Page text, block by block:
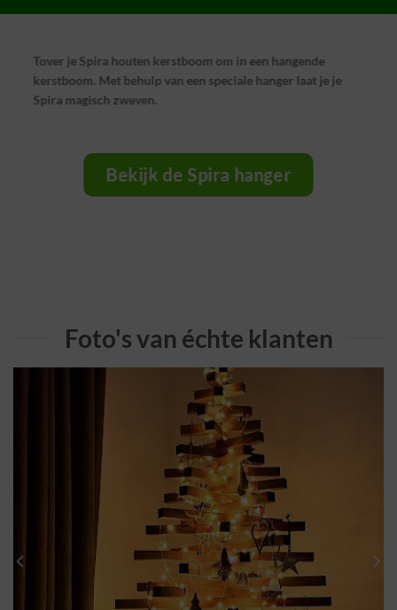
Tover je Spira houten kerstboom om in een hangende
kerstboom. Met behulp van een speciale hanger laat je je
Spira magisch zweven.
Bekijk de Spira hanger
Foto's van échte klanten